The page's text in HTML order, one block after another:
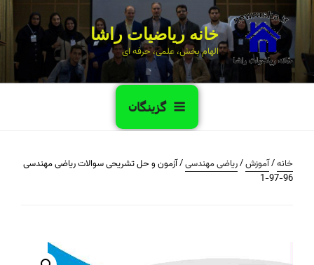
خانه ریاضیات راشا
الهام بخش، علمی، حرفه ای
گزینگان
خانه/آموزش/ریاضی مهندسی/ آزمون و حل تشریحی سوالات ریاضی مهندسی
96-97-1